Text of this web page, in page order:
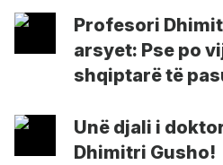
Profesori
arsyet: Pse po
shqiptarë të
Unë djali i
Dhimitri Gusho!